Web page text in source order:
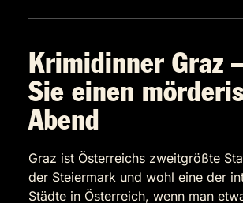
Krimidinner Graz
Sie einen
Abend
Graz ist Österreichs zweitgrößte
der Steiermark und wohl eine der
Städte in Österreich, wenn man